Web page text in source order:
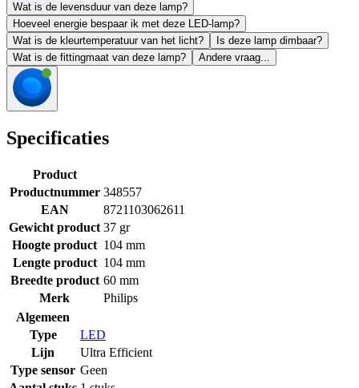
Wat is de levensduur van deze lamp?
Hoeveel energie bespaar ik met deze LED-lamp?
Wat is de kleurtemperatuur van het licht?
Is deze lamp dimbaar?
Wat is de fittingmaat van deze lamp?
Andere vraag...
Specificaties
Product
Productnummer 348557
EAN
8721103062611
Gewicht product 37 gr
Hoogte product 104 mm
Lengte product 104 mm
Breedte product 60 mm
Merk
Philips
Algemeen
Type
LED
Lijn
Ultra Efficient
Type sensor Geen